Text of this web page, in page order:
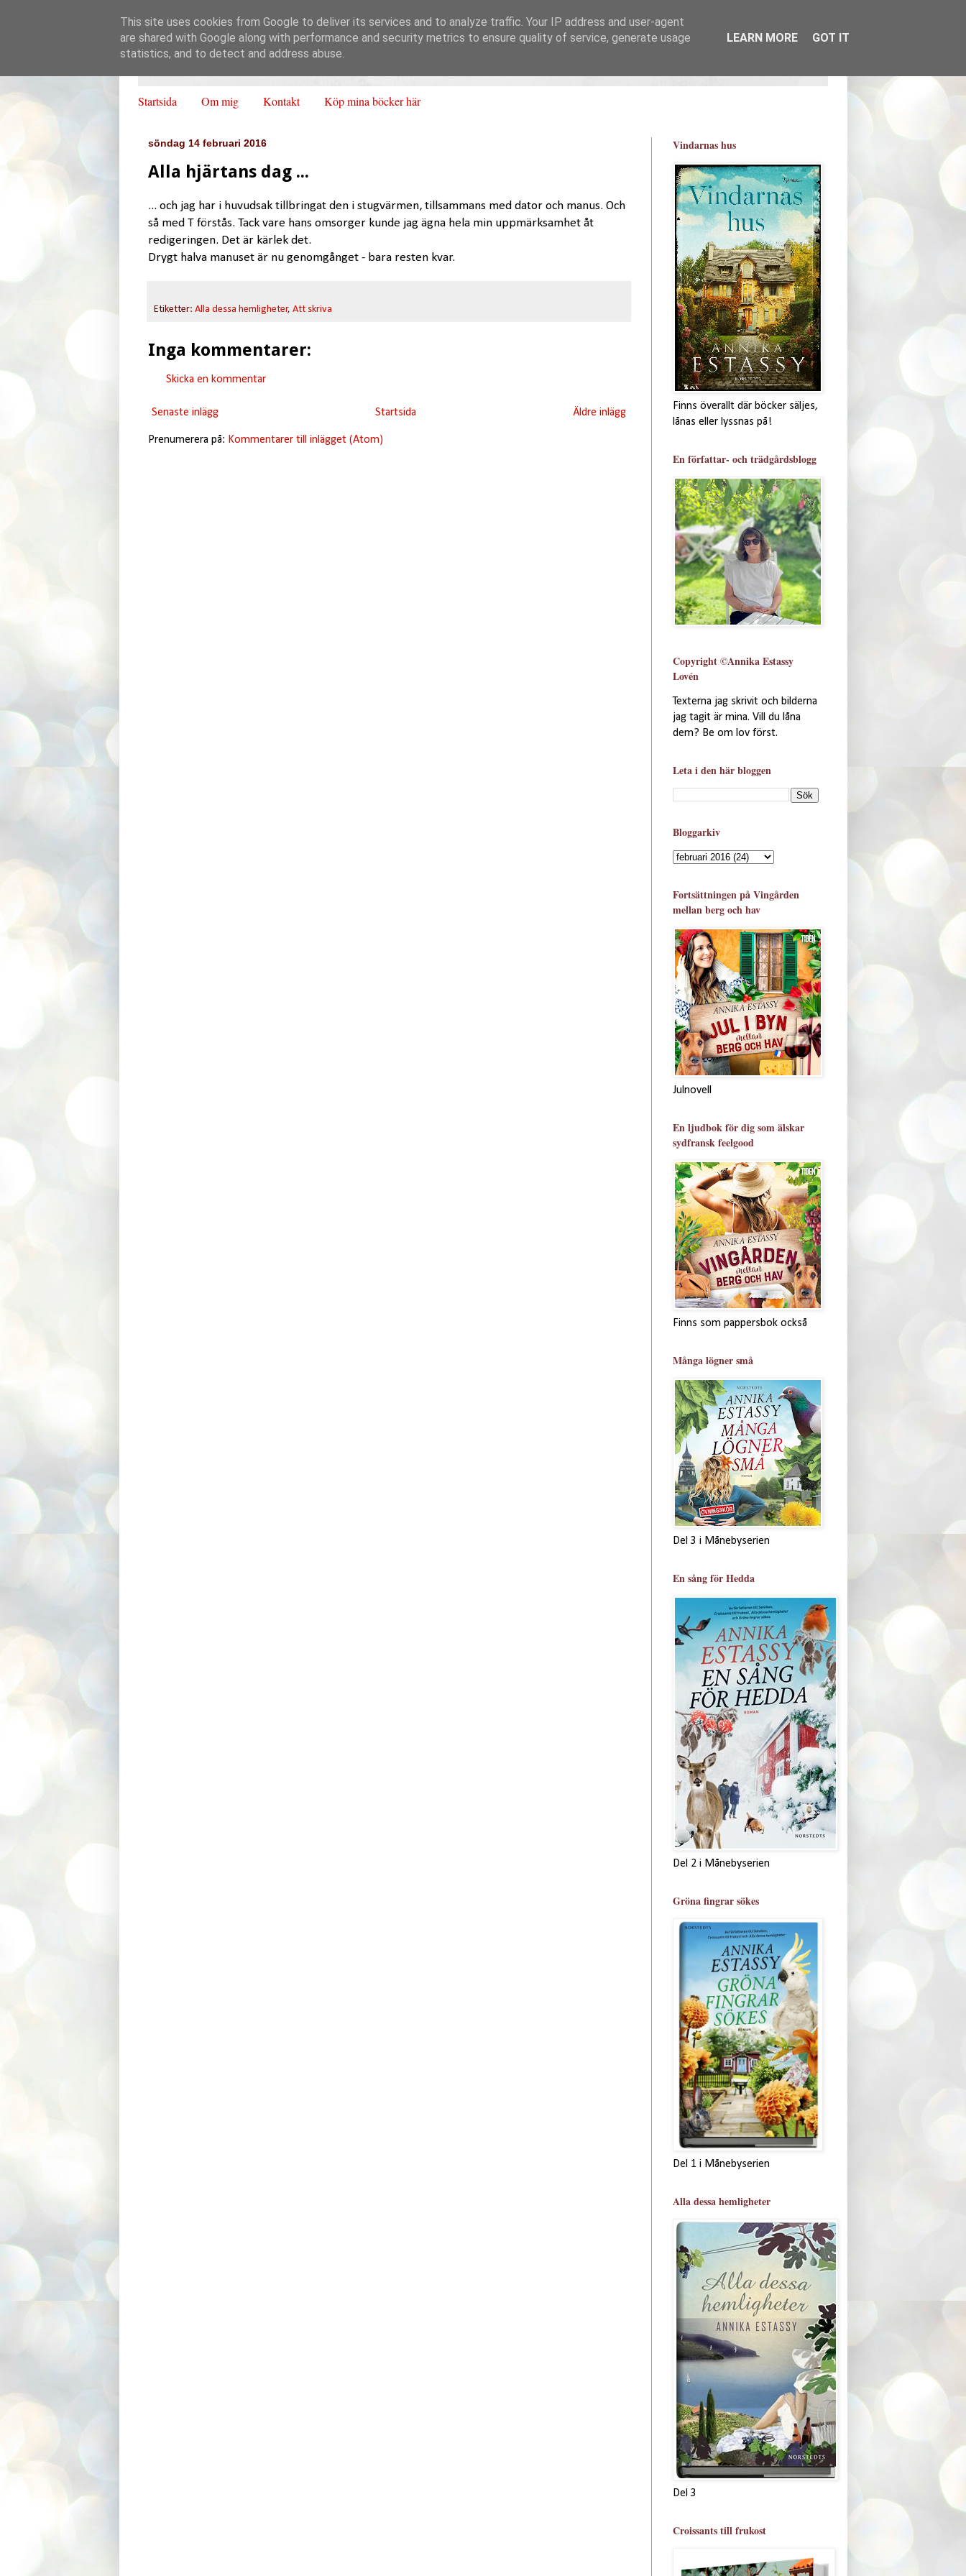
Startsida Om mig Kontakt Köp mina böcker här
söndag 14 februari 2016
Alla hjärtans dag ...
... och jag har i huvudsak tillbringat den i stugvärmen, tillsammans med dator och manus. Och
så med T förstås. Tack vare hans omsorger kunde jag ägna hela min uppmärksamhet åt
redigeringen. Det är kärlek det.
Drygt halva manuset är nu genomgånget - bara resten kvar.
Etiketter: Alla dessa hemligheter, Att skriva
Inga kommentarer:
Skicka en kommentar
Senaste inlägg Äldre inlägg
Startsida
Prenumerera på: Kommentarer till inlägget (Atom)
Vindarnas hus
Finns överallt där böcker säljes,
lånas eller lyssnas på!
En författar- och trädgårdsblogg
Copyright ©Annika Estassy
Lovén
Texterna jag skrivit och bilderna
jag tagit är mina. Vill du låna
dem? Be om lov först.
Leta i den här bloggen
Bloggarkiv
Fortsättningen på Vingården
mellan berg och hav
Julnovell
En ljudbok för dig som älskar
sydfransk feelgood
Finns som pappersbok också
Många lögner små
Del 3 i Månebyserien
En sång för Hedda
Del 2 i Månebyserien
Gröna fingrar sökes
Del 1 i Månebyserien
Alla dessa hemligheter
Del 3
Croissants till frukost
This site uses cookies from Google to deliver its services and to analyze traffic. Your IP address and user-agent
are shared with Google along with performance and security metrics to ensure quality of service, generate usage
statistics, and to detect and address abuse.
LEARN MORE GOT IT